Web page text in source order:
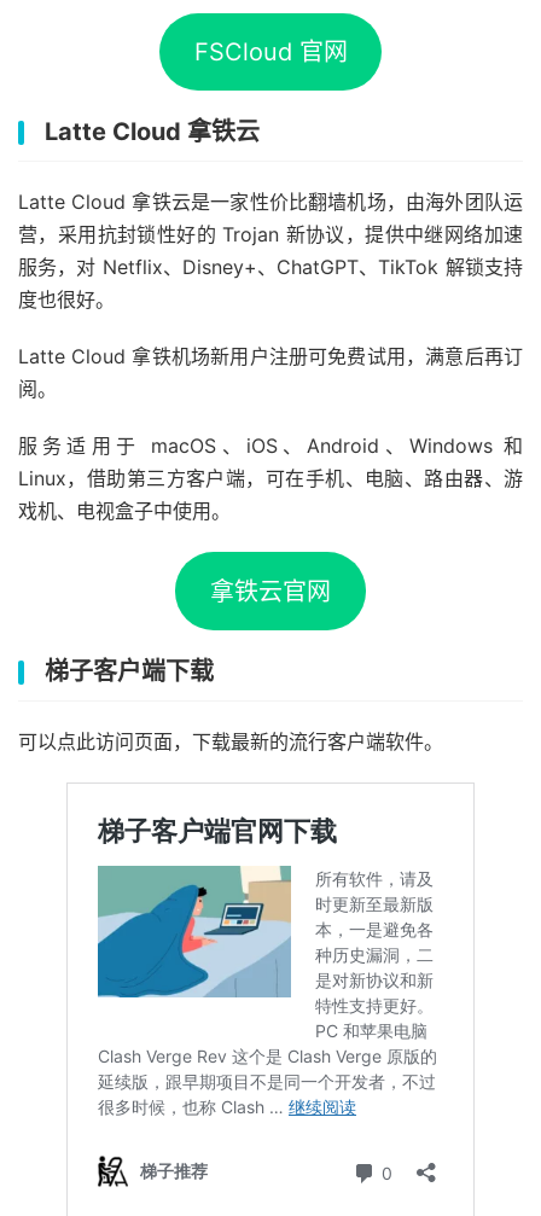
FSCloud 官网
Latte Cloud 拿铁云
Latte Cloud 拿铁云是一家性价比翻墙机场，由海外团队运
营，采用抗封锁性好的 Trojan 新协议，提供中继网络加速
服务，对 Netflix、Disney+、ChatGPT、TikTok 解锁支持
度也很好。
Latte Cloud 拿铁机场新用户注册可免费试用，满意后再订
阅。
服务适用于 macOS、iOS、Android、Windows 和
Linux，借助第三方客户端，可在手机、电脑、路由器、游
戏机、电视盒子中使用。
拿铁云官网
梯子客户端下载
可以点此访问页面，下载最新的流行客户端软件。